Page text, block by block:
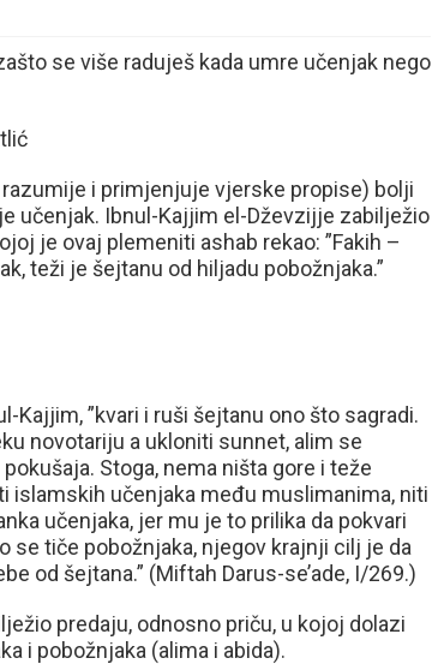
se više raduješ kada umre učenjak nego
i primjenjuje vjerske propise) bolji
učenjak. Ibnul-Kajjim el-Dževzijje zabilježio
je ovaj plemeniti ashab rekao: ”Fakih –
teži je šejtanu od hiljadu pobožnjaka.”
Kajjim, ”kvari i ruši šejtanu ono što sagradi.
novotariju a ukloniti sunnet, alim se
Stoga, nema ništa gore i teže
islamskih učenjaka među muslimanima, niti
učenjaka, jer mu je to prilika da pokvari
se tiče pobožnjaka, njegov krajnji cilj je da
od šejtana.” (Miftah Darus-se’ade, I/269.)
predaju, odnosno priču, u kojoj dolazi
i pobožnjaka (alima i abida).